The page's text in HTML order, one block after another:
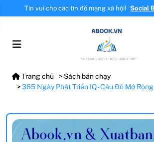
Tin vui cho các tín đồ mạng xã hội! Social
tác mới, cung cấp dịch vụ tăng tương tác,
Trang chủ
Sách bán chạy
365 Ngày Phát Triển IQ - Câu Đố Mở Rộng